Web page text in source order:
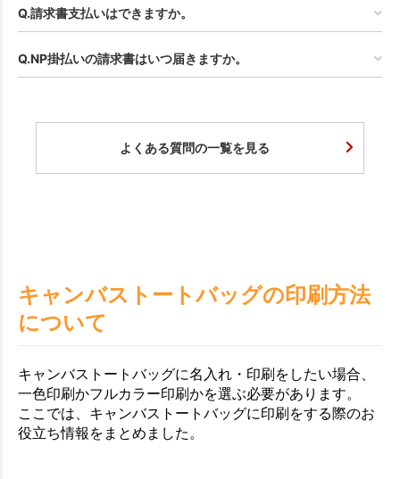
Q.請求書支払いはできますか。
Q.NP掛払いの請求書はいつ届きますか。
よくある質問の一覧を見る
キャンバストートバッグの印刷方法
について
キャンバストートバッグに名入れ・印刷をしたい場合、
一色印刷かフルカラー印刷かを選ぶ必要があります。
ここでは、キャンバストートバッグに印刷をする際のお
役立ち情報をまとめました。